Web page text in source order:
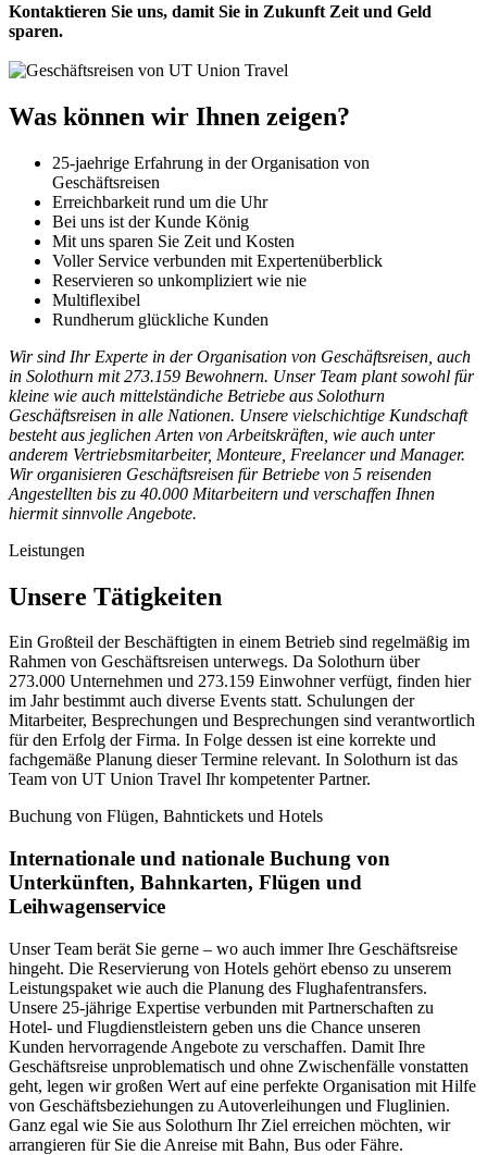
Kontaktieren Sie uns, damit Sie in Zukunft Zeit und Geld
sparen.
Was können wir Ihnen zeigen?
25-jaehrige Erfahrung in der Organisation von
Geschäftsreisen
Erreichbarkeit rund um die Uhr
Bei uns ist der Kunde König
Mit uns sparen Sie Zeit und Kosten
Voller Service verbunden mit Expertenüberblick
Reservieren so unkompliziert wie nie
Multiflexibel
Rundherum glückliche Kunden
Wir sind Ihr Experte in der Organisation von Geschäftsreisen, auch
in Solothurn mit 273.159 Bewohnern. Unser Team plant sowohl für
kleine wie auch mittelständiche Betriebe aus Solothurn
Geschäftsreisen in alle Nationen. Unsere vielschichtige Kundschaft
besteht aus jeglichen Arten von Arbeitskräften, wie auch unter
anderem Vertriebsmitarbeiter, Monteure, Freelancer und Manager.
Wir organisieren Geschäftsreisen für Betriebe von 5 reisenden
Angestellten bis zu 40.000 Mitarbeitern und verschaffen Ihnen
hiermit sinnvolle Angebote.
Leistungen
Unsere Tätigkeiten
Ein Großteil der Beschäftigten in einem Betrieb sind regelmäßig im
Rahmen von Geschäftsreisen unterwegs. Da Solothurn über
273.000 Unternehmen und 273.159 Einwohner verfügt, finden hier
im Jahr bestimmt auch diverse Events statt. Schulungen der
Mitarbeiter, Besprechungen und Besprechungen sind verantwortlich
für den Erfolg der Firma. In Folge dessen ist eine korrekte und
fachgemäße Planung dieser Termine relevant. In Solothurn ist das
Team von UT Union Travel Ihr kompetenter Partner.
Buchung von Flügen, Bahntickets und Hotels
Internationale und nationale Buchung von
Unterkünften, Bahnkarten, Flügen und
Leihwagenservice
Unser Team berät Sie gerne – wo auch immer Ihre Geschäftsreise
hingeht. Die Reservierung von Hotels gehört ebenso zu unserem
Leistungspaket wie auch die Planung des Flughafentransfers.
Unsere 25-jährige Expertise verbunden mit Partnerschaften zu
Hotel- und Flugdienstleistern geben uns die Chance unseren
Kunden hervorragende Angebote zu verschaffen. Damit Ihre
Geschäftsreise unproblematisch und ohne Zwischenfälle vonstatten
geht, legen wir großen Wert auf eine perfekte Organisation mit Hilfe
von Geschäftsbeziehungen zu Autoverleihungen und Fluglinien.
Ganz egal wie Sie aus Solothurn Ihr Ziel erreichen möchten, wir
arrangieren für Sie die Anreise mit Bahn, Bus oder Fähre.